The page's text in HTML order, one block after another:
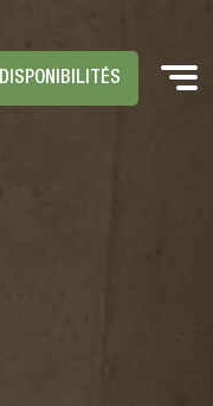
DISPONIBILITÉS